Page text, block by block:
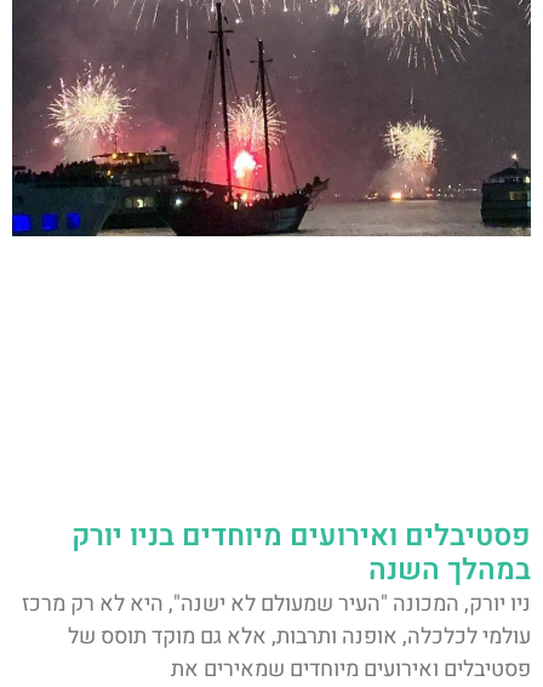
פסטיבלים ואירועים מיוחדים בניו יורק
במהלך השנה
ניו יורק, המכונה "העיר שמעולם לא ישנה", היא לא רק מרכז
עולמי לכלכלה, אופנה ותרבות, אלא גם מוקד תוסס של
פסטיבלים ואירועים מיוחדים שמאירים את